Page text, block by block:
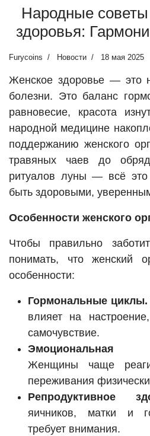
Народные советы
здоровья:
Furycoins Новости 18 мая 2025
Женское здоровье — это
болезни. Это баланс
равновесие, красота
народной медицине
поддержанию женского
травяных чаев до
ритуалов луны — всё
быть здоровыми,
Особенности женского
Чтобы правильно
понимать, что женский
особенности:
Гормональные циклы.
влияет на
самочувствие.
Эмоциональная
Женщины чаще
переживания
Репродуктивное
яичников, матки и
требует внимания.